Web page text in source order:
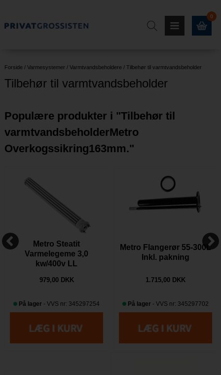
0
Forside / Varmesystemer / Varmtvandsbeholdere / Tilbehør til varmtvandsbeholder
Tilbehør til varmtvandsbeholder
Populære produkter i "Tilbehør til
varmtvandsbeholderMetro
Overkogssikring163mm."
Metro Steatit
Varmelegeme 3,0
kw/400v LL
979,00 DKK
På lager - VVS nr: 345297254
Metro Flangerør 55-300L
Inkl. pakning
1.715,00 DKK
På lager - VVS nr: 345297702